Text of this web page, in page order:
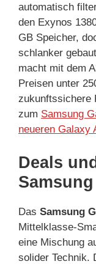
automatisch
den Exynos
GB Speicher,
schlanker
macht mit dem
Preisen unter
zukunftssichere
zum Samsung
neueren Galaxy
Deals
Das Samsung
Mittelklasse-
eine Mischung
solider Technik.